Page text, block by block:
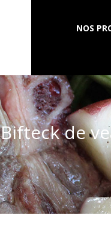
NOS
Bifteck de